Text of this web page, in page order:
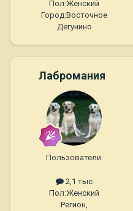
Пол:Женский
Город:Восточное
Дегунино
Лабромания
Пользователи.
2,1 тыс
Пол:Женский
Регион,